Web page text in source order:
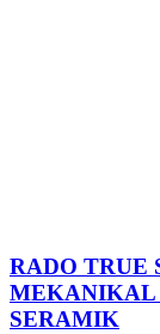
RADO TRUE
MEKANIKAL
SERAMIK